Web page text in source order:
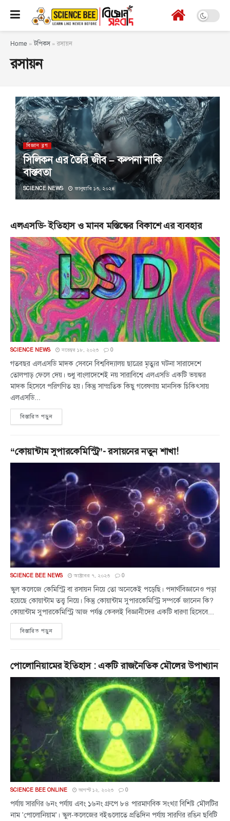
Home » টপিকস»রসায়ন
রসায়ন
বিজ্ঞান ব্লগ
সিলিকন এর তৈরি জীব – কল্পনা নাকি
বাস্তবতা
SCIENCE NEWS জানুয়ারি ১৩, ২০২৪
এলএসডি- ইতিহাস ও মানব মস্তিস্কের বিকাশে এর ব্যবহার
SCIENCE NEWS নভেম্বর ১৮, ২০২৩ 0
গতবছর এলএসডি মাদক সেবনে বিশ্ববিদ্যালয় ছাত্রের মৃত্যুর ঘটনা সারাদেশে
তোলপাড় ফেলে দেয়। শুধু বাংলাদেশেই নয় সারাবিশ্বে এলএসডি একটি ভয়ঙ্কর
মাদক হিসেবে পরিগণিত হয়। কিন্তু সাম্প্রতিক কিছু গবেষণায় মানসিক চিকিৎসায়
এলএসডি...
বিস্তারিত পড়ুন
“কোয়ান্টাম সুপারকেমিস্ট্রি”- রসায়নের নতুন শাখা!
SCIENCE BEE NEWS অক্টোবর ৭, ২০২৩ 0
স্কুল কলেজে কেমিস্ট্রি বা রসায়ন নিয়ে তো অনেকেই পড়েছি। পদার্থবিজ্ঞানেও পড়া
হয়েছে কোয়ান্টাম তত্ত্ব নিয়ে। কিন্তু কোয়ান্টাম সুপারকেমিস্ট্রি সম্পর্কে জানেন কি?
কোয়ান্টাম সুপারকেমিস্ট্রি আজ পর্যন্ত কেবলই বিজ্ঞানীদের একটি ধারণা হিসেবে...
বিস্তারিত পড়ুন
পোলোনিয়ামের ইতিহাস : একটি রাজনৈতিক মৌলের উপাখ্যান
SCIENCE BEE ONLINE আগস্ট ১২, ২০২৩ 0
পর্যায় সারণির ৬নং পর্যায় এবং ১৬নং গ্রুপে ৮৪ পারমাণবিক সংখ্যা বিশিষ্ট মৌলটির
নাম 'পোলোনিয়াম'। স্কুল-কলেজের বইগুলোতে প্রতিদিন পর্যায় সারণির রঙিন ছবিটি